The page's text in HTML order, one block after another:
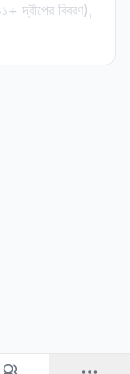
দ্বীপের বিবরণ),